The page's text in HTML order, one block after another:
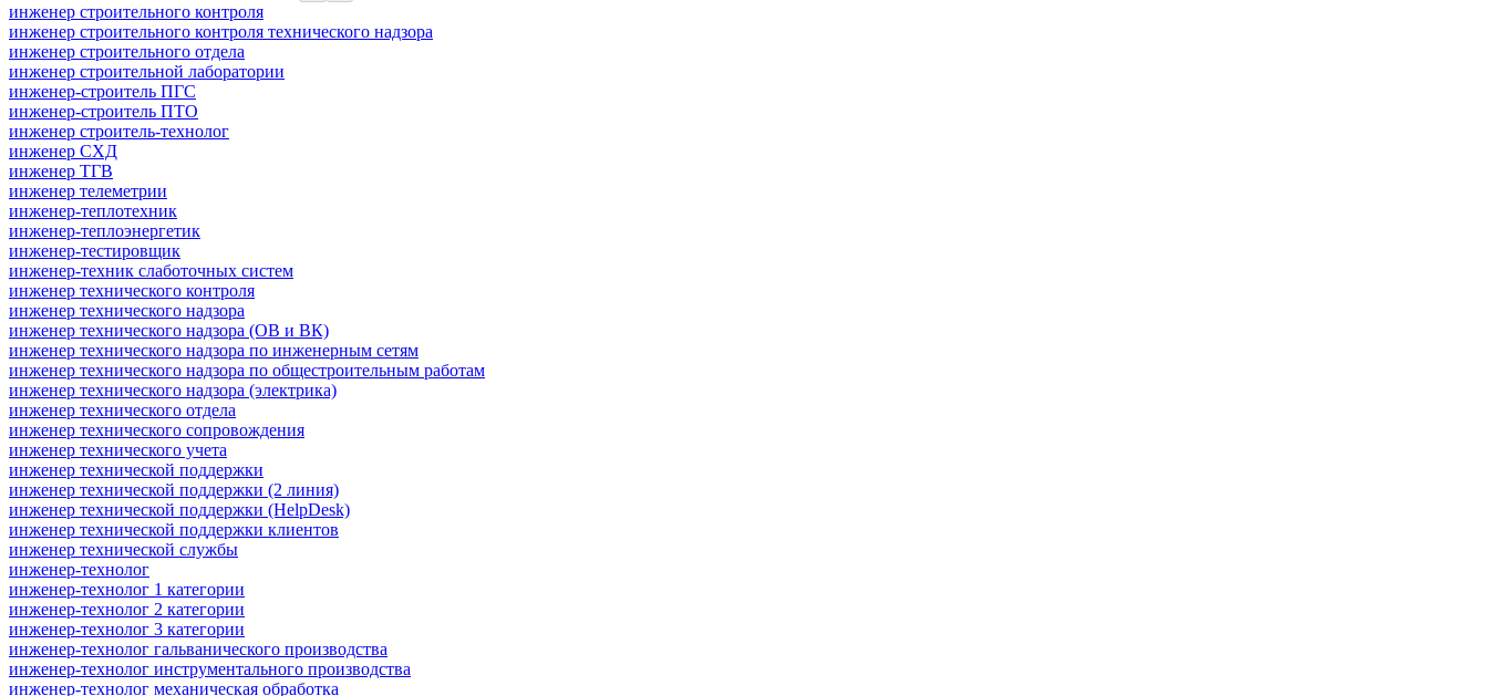
инженер строительного контроля
инженер строительного контроля технического надзора
инженер строительного отдела
инженер строительной лаборатории
инженер-строитель ПГС
инженер-строитель ПТО
инженер строитель-технолог
инженер СХД
инженер ТГВ
инженер телеметрии
инженер-теплотехник
инженер-теплоэнергетик
инженер-тестировщик
инженер-техник слаботочных систем
инженер технического контроля
инженер технического надзора
инженер технического надзора (ОВ и ВК)
инженер технического надзора по инженерным сетям
инженер технического надзора по общестроительным работам
инженер технического надзора (электрика)
инженер технического отдела
инженер технического сопровождения
инженер технического учета
инженер технической поддержки
инженер технической поддержки (2 линия)
инженер технической поддержки (HelpDesk)
инженер технической поддержки клиентов
инженер технической службы
инженер-технолог
инженер-технолог 1 категории
инженер-технолог 2 категории
инженер-технолог 3 категории
инженер-технолог гальванического производства
инженер-технолог инструментального производства
инженер-технолог механическая обработка